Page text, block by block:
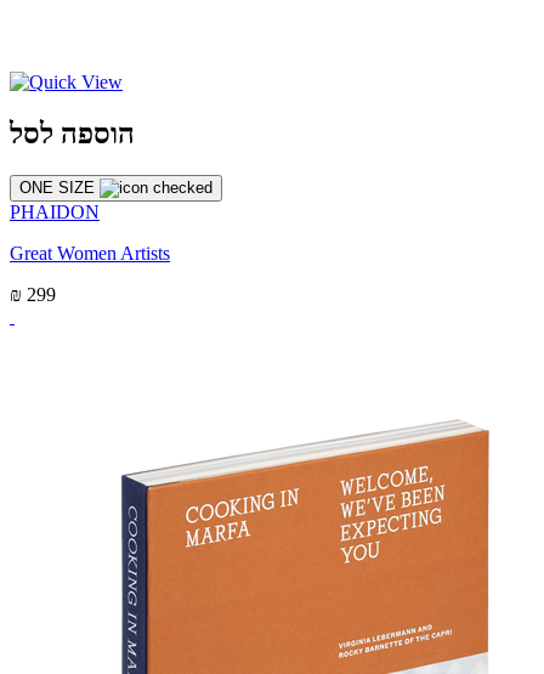
הוספה לסל
ONE SIZE
PHAIDON
Great Women Artists
₪ 299